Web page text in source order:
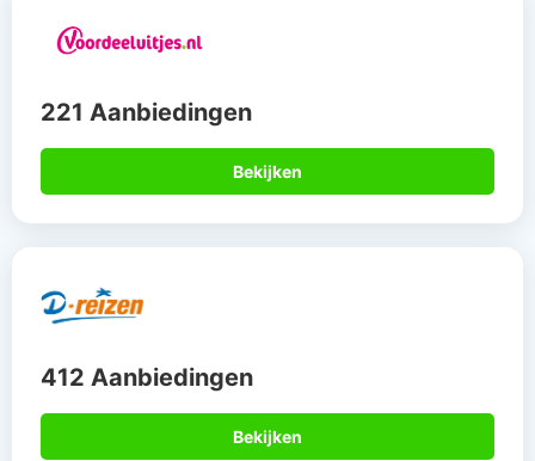
221 Aanbiedingen
Bekijken
412 Aanbiedingen
Bekijken